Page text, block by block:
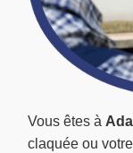
Vous êtes à
claquée ou